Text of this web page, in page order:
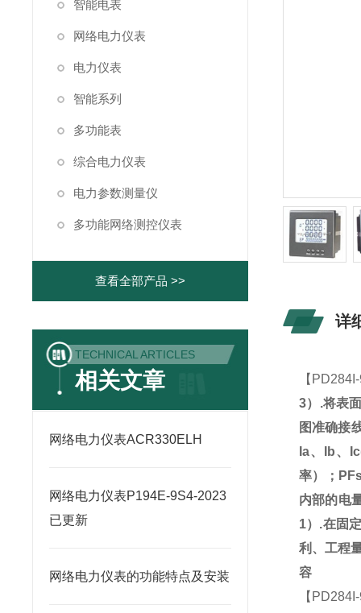
智能电表
网络电力仪表
电力仪表
智能系列
多功能表
综合电力仪表
电力参数测量仪
多功能网络测控仪表
查看全部产品 >>
TECHNICAL ARTICLES
相关文章
网络电力仪表ACR330ELH
网络电力仪表P194E-9S4-2023
已更新
网络电力仪表的功能特点及安装
详
【
3） .将表
图准确接
Ia、 Ib、
率）；
内部的电
1） .在固
利、工程
容
【